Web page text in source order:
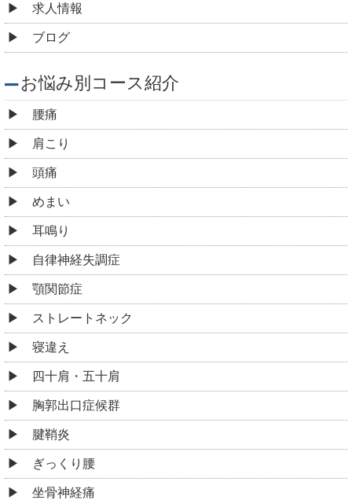
求人情報
ブログ
お悩み別コース紹介
腰痛
肩こり
頭痛
めまい
耳鳴り
自律神経失調症
顎関節症
ストレートネック
寝違え
四十肩・五十肩
胸郭出口症候群
腱鞘炎
ぎっくり腰
坐骨神経痛